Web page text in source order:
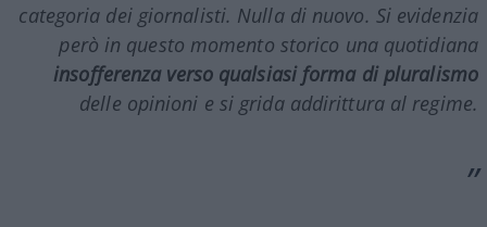
categoria dei giornalisti. Nulla di nuovo. Si evidenzia
però in questo momento storico una quotidiana
insofferenza verso qualsiasi forma di pluralismo
delle opinioni e si grida addirittura al regime.